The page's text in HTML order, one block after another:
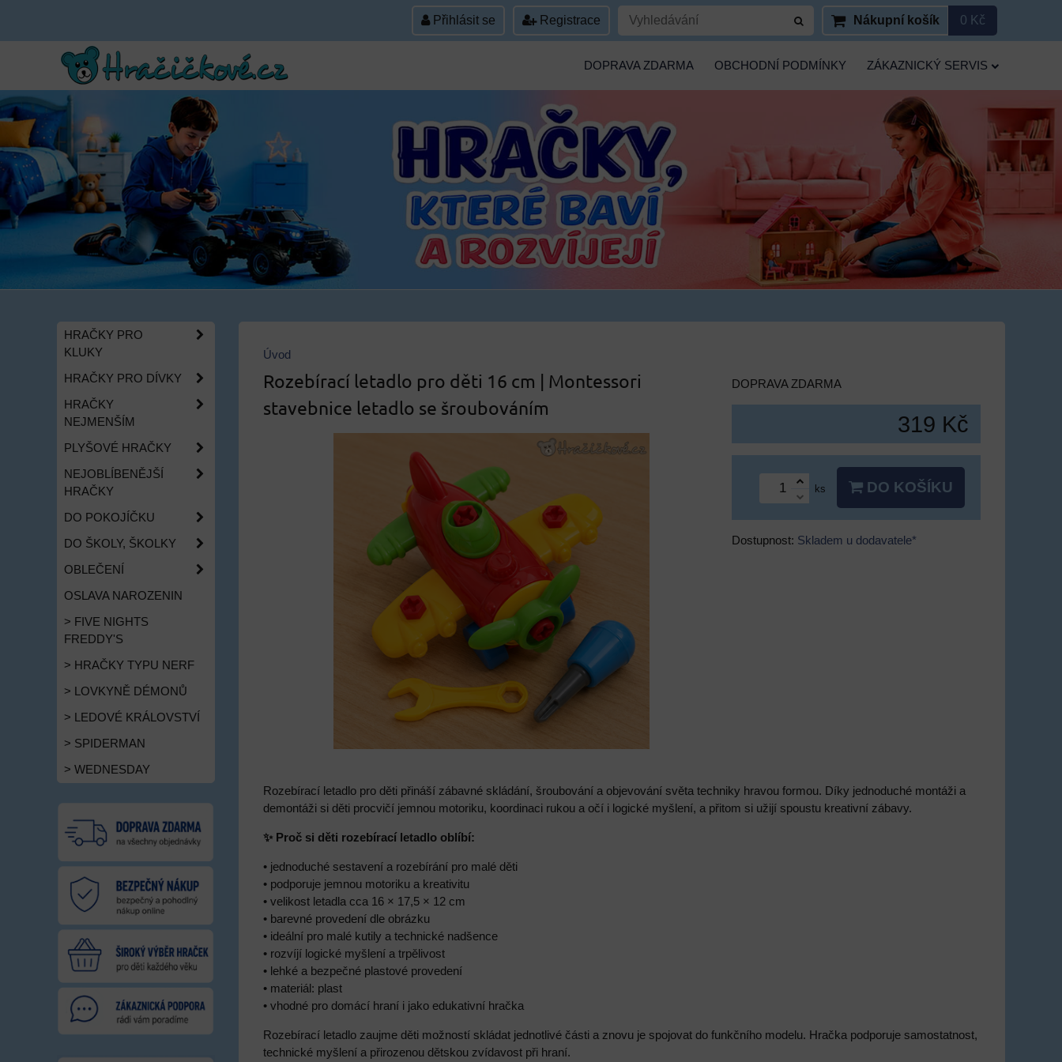
Přihlásit se Registrace Nákupní košík 0 Kč
DOPRAVA ZDARMA OBCHODNÍ PODMÍNKY ZÁKAZNICKÝ SERVIS
Úvod
Rozebírací letadlo pro děti 16 cm | Montessori
stavebnice letadlo se šroubováním
DOPRAVA ZDARMA
319 Kč
ks DO KOŠÍKU
Dostupnost: Skladem u dodavatele*
Rozebírací letadlo pro děti přináší zábavné skládání, šroubování a objevování světa techniky hravou formou. Díky jednoduché montáži a
demontáži si děti procvičí jemnou motoriku, koordinaci rukou a očí i logické myšlení, a přitom si užijí spoustu kreativní zábavy.
✨ Proč si děti rozebírací letadlo oblíbí:
• jednoduché sestavení a rozebírání pro malé děti
• podporuje jemnou motoriku a kreativitu
• velikost letadla cca 16 × 17,5 × 12 cm
• barevné provedení dle obrázku
• ideální pro malé kutily a technické nadšence
• rozvíjí logické myšlení a trpělivost
• lehké a bezpečné plastové provedení
• materiál: plast
• vhodné pro domácí hraní i jako edukativní hračka
Rozebírací letadlo zaujme děti možností skládat jednotlivé části a znovu je spojovat do funkčního modelu. Hračka podporuje samostatnost,
technické myšlení a přirozenou dětskou zvídavost při hraní.
HRAČKY PRO
KLUKY
HRAČKY PRO DÍVKY
HRAČKY
NEJMENŠÍM
PLYŠOVÉ HRAČKY
NEJOBLÍBENĚJŠÍ
HRAČKY
DO POKOJÍČKU
DO ŠKOLY, ŠKOLKY
OBLEČENÍ
OSLAVA NAROZENIN
> FIVE NIGHTS
FREDDY'S
> HRAČKY TYPU NERF
> LOVKYNĚ DÉMONŮ
> LEDOVÉ KRÁLOVSTVÍ
> SPIDERMAN
> WEDNESDAY